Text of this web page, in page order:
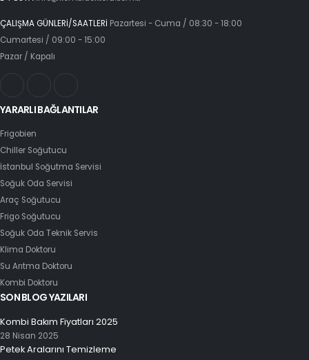
ÇALIŞMA GÜNLERİ/SAATLERİ Pazartesi - Cuma / 08:30 - 18:00
Cumartesi / 09:00 - 15:00
Pazar / Kapalı
YARARLI BAĞLANTILAR
Frigobien
Chiller Soğutucu
İstanbul Soğutma Servisi
Soğuk Oda Servisi
Araç Soğutucu
Frigo Soğutucu
Soğuk Oda Teknik Servis
Klima Doktoru
Su Arıtma Doktoru
Kombi Doktoru
SON BLOG YAZILARI
Kombi Bakım Fiyatları 2025
28 Nisan 2025
Petek Aralarını Temizleme